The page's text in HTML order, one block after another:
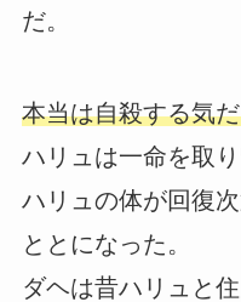
だ。
本当は自殺する気
ハリュは一命を取り
ハリュの体が回復
ととになった。
ダヘは昔ハリュと